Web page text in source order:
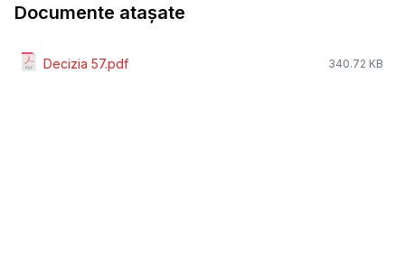
Documente atașate
Decizia 57.pdf 340.72 KB